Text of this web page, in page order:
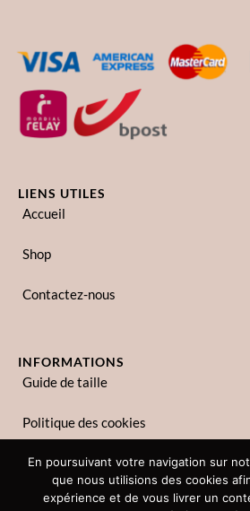
LIENS UTILES
Accueil
Shop
Contactez-nous
INFORMATIONS
Guide de taille
Politique des cookies
Politique de confidentialité
En poursuivant votre navigation sur
que nous utilisions des cookies
expérience et de vous livrer un